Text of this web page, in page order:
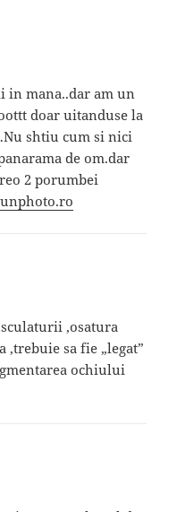
mana..dar am un
doar uitanduse la
shtiu cum si nici
de om.dar
2 porumbei
,osatura
sa fie „legat”
ochiului